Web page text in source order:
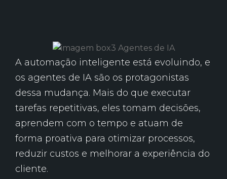
A automação inteligente está evoluindo, e
os agentes de IA são os protagonistas
dessa mudança. Mais do que executar
tarefas repetitivas, eles tomam decisões,
aprendem com o tempo e atuam de
forma proativa para otimizar processos,
reduzir custos e melhorar a experiência do
cliente.